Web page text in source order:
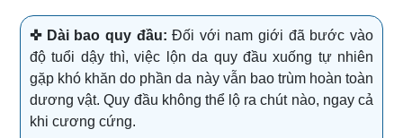
✜ Dài bao quy đầu: Đối với nam giới đã bước vào
độ tuổi dậy thì, việc lộn da quy đầu xuống tự nhiên
gặp khó khăn do phần da này vẫn bao trùm hoàn toàn
dương vật. Quy đầu không thể lộ ra chút nào, ngay cả
khi cương cứng.